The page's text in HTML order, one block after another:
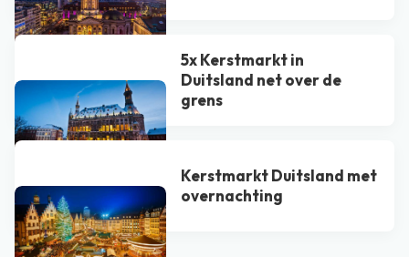
5x Kerstmarkt in
Duitsland net over de
grens
Kerstmarkt Duitsland met
overnachting